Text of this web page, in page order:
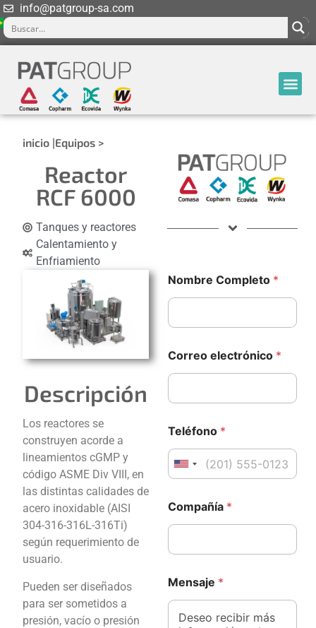
info@patgroup-sa.com
inicio |Equipos >
Reactor
RCF 6000
Tanques y reactores
Calentamiento y
Enfriamiento
Descripción
Los reactores se
construyen acorde a
lineamientos cGMP y
código ASME Div VIII, en
las distintas calidades de
acero inoxidable (AISI
304-316-316L-316Ti)
según requerimiento de
usuario.
Pueden ser diseñados
para ser sometidos a
presión, vacío o presión
Nombre Completo *
Correo electrónico *
o
m
p
a
í
a
C
r
e
M
Teléfono *
United States +1
Compañía *
e
n
Mensaje *